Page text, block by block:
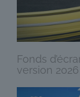
Fonds
version 2026